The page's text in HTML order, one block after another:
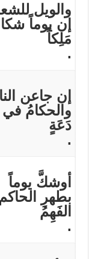
والويل
إن يوماً شكا
مَلِكاً
.
إن جاعن
والحكامُ في
دَعَةٍ
.
أوشكَّ يوماً
بطهرِ الحاكم
الفَهِمُ
.